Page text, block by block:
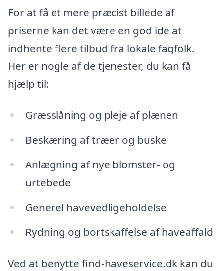
For at få et mere præcist billede af
priserne kan det være en god idé at
indhente flere tilbud fra lokale fagfolk.
Her er nogle af de tjenester, du kan få
hjælp til:
Græsslåning og pleje af plænen
Beskæring af træer og buske
Anlægning af nye blomster- og
urtebede
Generel havevedligeholdelse
Rydning og bortskaffelse af haveaffald
Ved at benytte find-haveservice.dk kan du